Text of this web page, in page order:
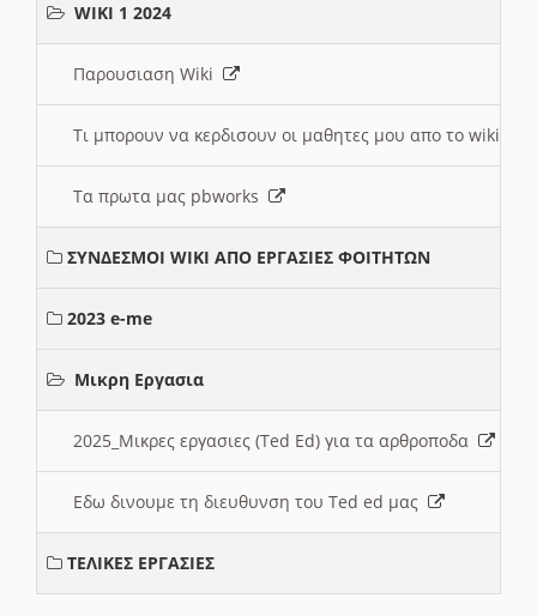
WIKI 1 2024
Παρουσιαση Wiki
Τι μπορουν να κερδισουν οι μαθητες μου απο το wiki
Τα πρωτα μας pbworks
ΣΥΝΔΕΣΜΟΙ WIKI ΑΠΟ ΕΡΓΑΣΙΕΣ ΦΟΙΤΗΤΩΝ
2023 e-me
Μικρη Εργασια
2025_Μικρες εργασιες (Ted Ed) για τα αρθροποδα
Εδω δινουμε τη διευθυνση του Ted ed μας
ΤΕΛΙΚΕΣ ΕΡΓΑΣΙΕΣ